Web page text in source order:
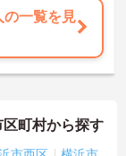
♪
の一覧を見
町村から探す